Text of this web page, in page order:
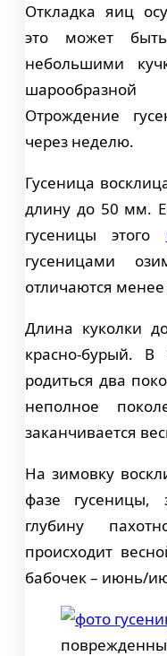
Откладка яиц
это может
небольшими
Отрождение
через неделю.
Гусеница
длину до 50 мм.
гусеницы этого
гусеницами
отличаются
Длина куколки
красно-бурый.
родиться два
неполное
заканчивается
На зимовку
фазе гусеницы,
глубину
происходит
бабочек – июнь/